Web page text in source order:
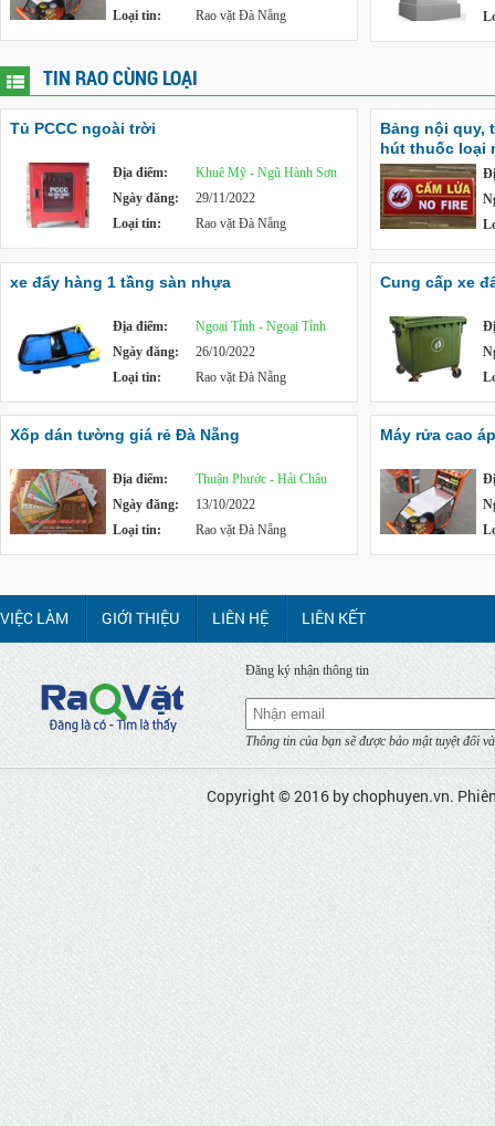
Loại tin:
Rao vặt Đà Nẵng
TIN RAO CÙNG LOẠI
Tủ PCCC ngoài trời
Địa điểm:
Khuê Mỹ - Ngũ Hành Sơn
Ngày đăng:
29/11/2022
Loại tin:
Rao vặt Đà Nẵng
Bảng nội quy,
hút thuốc loại
xe đẩy hàng 1 tầng sàn nhựa
Địa điểm:
Ngoại Tỉnh - Ngoại Tỉnh
Ngày đăng:
26/10/2022
Loại tin:
Rao vặt Đà Nẵng
Cung cấp xe
Xốp dán tường giá rẻ Đà Nẵng
Địa điểm:
Thuận Phước - Hải Châu
Ngày đăng:
13/10/2022
Loại tin:
Rao vặt Đà Nẵng
Máy rửa cao
VIỆC LÀM GIỚI THIỆU LIÊN HỆ LIÊN KẾT
Đăng ký nhận thông tin
Thông tin của bạn sẽ được bảo mật tuyệt đối
Copyright © 2016 bychophuyen.vn.